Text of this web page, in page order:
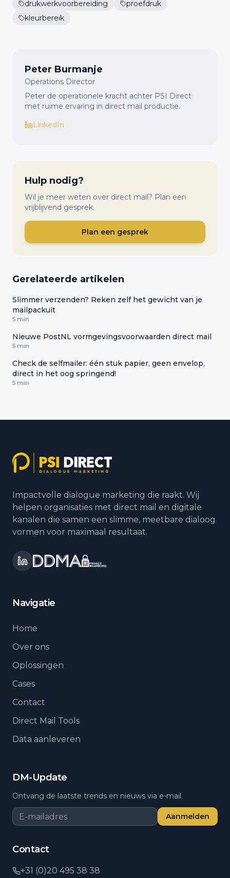
drukwerkvoorbereiding
proefdruk
kleurbereik
Peter Burmanje
Operations Director
Peter de operationele kracht achter PSI Direct
met ruime ervaring in direct mail productie.
LinkedIn
Hulp nodig?
Wil je meer weten over direct mail? Plan een
vrijblijvend gesprek.
Plan een gesprek
Gerelateerde artikelen
Slimmer verzenden? Reken zelf het gewicht van je
mailpackuit
5 min
Nieuwe PostNL vormgevingsvoorwaarden direct mail
5 min
Check de selfmailer: één stuk papier, geen envelop,
direct in het oog springend!
5 min
Impactvolle dialogue marketing die raakt. Wij
helpen organisaties met direct mail en digitale
kanalen die samen een slimme, meetbare dialoog
vormen voor maximaal resultaat.
Navigatie
Home
Over ons
Oplossingen
Cases
Contact
Direct Mail Tools
Data aanleveren
DM-Update
Ontvang de laatste trends en nieuws via e-mail.
Aanmelden
Contact
+31 (0)20 495 38 38